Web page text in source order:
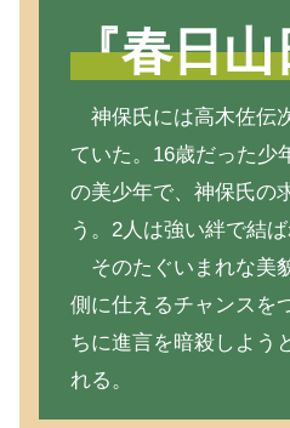
『春日山
神保氏には高木佐伝
ていた。16歳だった少
の美少年で、神保氏の
う。2人は強い絆で結ば
そのたぐいまれな美
側に仕えるチャンスを
ちに進言を暗殺しよう
れる。